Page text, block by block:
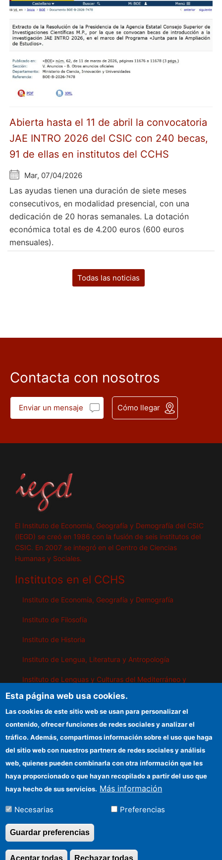
Abierta hasta el 11 de abril la convocatoria
JAE INTRO 2026 del CSIC con 240 becas,
91 de ellas en institutos del CCHS
Mar, 07/04/2026
Las ayudas tienen una duración de siete meses
consecutivos, en modalidad presencial, con una
dedicación de 20 horas semanales. La dotación
económica total es de 4.200 euros (600 euros
mensuales).
Todas las noticias
Contacta con nosotros
Enviar un mensaje Cómo llegar
El Instituto de Economía, Geografía y Demografía del CSIC
(IEGD) se creó en 1986 con la fusión de seis institutos del
CSIC. En 2007 se integró en el Centro de Ciencias
Humanas y Sociales.
Institutos en el CCHS
Instituto de Economía, Geografía y Demografía
Instituto de Filosofía
Instituto de Historia
Instituto de Lengua, Literatura y Antropología
Instituto de Lenguas y Culturas del Mediterráneo y
Instituto de Políticas y Bienes Públicos
IEGD
Sede electrónica CSIC
Organismos financiadores
Información para proveedores
Cómo llegar
Esta página web usa cookies.
Las cookies de este sitio web se usan para personalizar el
contenido, ofrecer funciones de redes sociales y analizar el
tráfico. Además, compartimos información sobre el uso que haga
del sitio web con nuestros partners de redes sociales y análisis
web, quienes pueden combinarla con otra información que les
haya proporcionado o que hayan recopilado a partir del uso que
haya hecho de sus servicios. Más información
Necesarias Preferencias
Guardar preferencias
Rechazar todas
Aceptar todas